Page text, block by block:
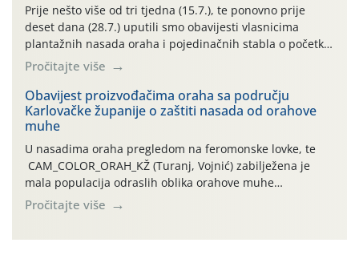
najviše temperature […]
Prije nešto više od tri tjedna (15.7.), te ponovno prije
deset dana (28.7.) uputili smo obavijesti vlasnicima
plantažnih nasada oraha i pojedinačnih stabla o početku
leta i ovogodišnjoj potrebi usmjerenog suzbijanja
orahove muhe (Rhagoletis completa)! Već dvanaest dana
traje drugi ovogodišnji “toplinski udar”, koji naročito
izražen zadnja šest dana (31.7.-05.8.), jer najviše
temperature zraka svakodnevno […]
Pročitajte više
Obavijest proizvođačima oraha sa području
Karlovačke županije o zaštiti nasada od orahove
muhe
U nasadima oraha pregledom na feromonske lovke, te
CAM_COLOR_ORAH_KŽ (Turanj, Vojnić) zabilježena je
mala populacija odraslih oblika orahove muhe
(Rhagoletis completa). Niska brojnost može se objasniti
činjenicom da je riječ o mladim nasadima s vrlo malim
Pročitajte više